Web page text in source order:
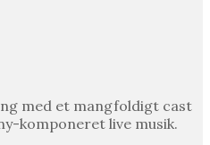
med et mangfoldigt cast
komponeret live musik.